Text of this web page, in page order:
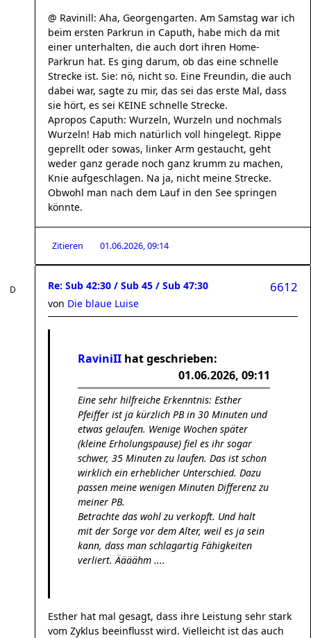
@ Ravinill: Aha, Georgengarten. Am Samstag war ich
beim ersten Parkrun in Caputh, habe mich da mit
einer unterhalten, die auch dort ihren Home-
Parkrun hat. Es ging darum, ob das eine schnelle
Strecke ist. Sie: nö, nicht so. Eine Freundin, die auch
dabei war, sagte zu mir, das sei das erste Mal, dass
sie hört, es sei KEINE schnelle Strecke.
Apropos Caputh: Wurzeln, Wurzeln und nochmals
Wurzeln! Hab mich natürlich voll hingelegt. Rippe
geprellt oder sowas, linker Arm gestaucht, geht
weder ganz gerade noch ganz krumm zu machen,
Knie aufgeschlagen. Na ja, nicht meine Strecke.
Obwohl man nach dem Lauf in den See springen
könnte.
Zitieren 01.06.2026, 09:14
Re: Sub 42:30 / Sub 45 / Sub 47:30 6612
von Die blaue Luise
RaviniII hat geschrieben:
01.06.2026, 09:11
Eine sehr hilfreiche Erkenntnis: Esther
Pfeiffer ist ja kürzlich PB in 30 Minuten und
etwas gelaufen. Wenige Wochen später
(kleine Erholungspause) fiel es ihr sogar
schwer, 35 Minuten zu laufen. Das ist schon
wirklich ein erheblicher Unterschied. Dazu
passen meine wenigen Minuten Differenz zu
meiner PB.
Betrachte das wohl zu verkopft. Und halt
mit der Sorge vor dem Alter, weil es ja sein
kann, dass man schlagartig Fähigkeiten
verliert. Äääähm ....
Esther hat mal gesagt, dass ihre Leistung sehr stark
vom Zyklus beeinflusst wird. Vielleicht ist das auch